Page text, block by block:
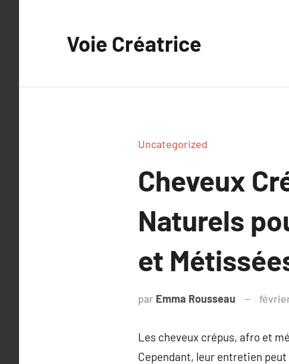
Voie Créatrice
Uncategorized
Cheveux
Naturels
et
par Emma Rousseau
Les cheveux crépus, afro et
Cependant, leur entretien